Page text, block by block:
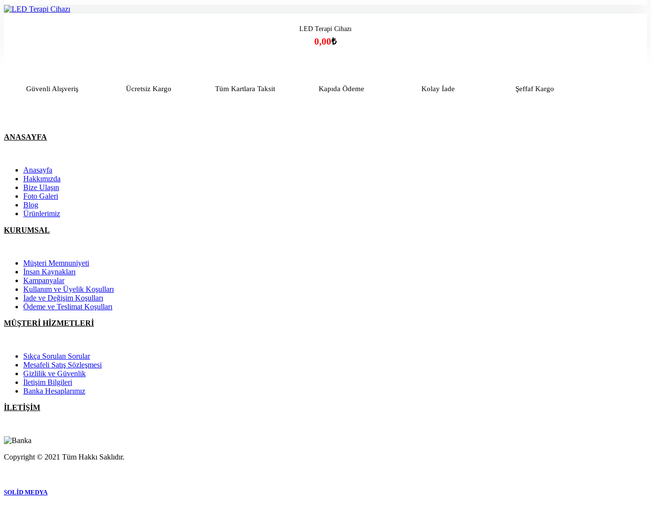
LED Terapi Cihazı
0,00₺
Güvenli Alışveriş Ücretsiz Kargo Tüm Kartlara Taksit Kapıda Ödeme Kolay İade Şeffaf Kargo
ANASAYFA
Anasayfa
Hakkımızda
Bize Ulaşın
Foto Galeri
Blog
Ürünlerimiz
KURUMSAL
Müşteri Memnuniyeti
İnsan Kaynakları
Kampanyalar
Kullanım ve Üyelik Koşulları
İade ve Değişim Koşulları
Ödeme ve Teslimat Koşulları
MÜŞTERİ HİZMETLERİ
Sıkça Sorulan Sorular
Mesafeli Satış Sözleşmesi
Gizlilik ve Güvenlik
İletişim Bilgileri
Banka Hesaplarımız
İLETİŞİM
Copyright © 2021 Tüm Hakkı Saklıdır.
SOLİD MEDYA